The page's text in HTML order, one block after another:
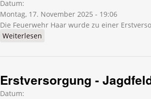
Datum:
Montag, 17. November 2025 - 19:06
Die Feuerwehr Haar wurde zu einer
Weiterlesen
Erstversorgung -
Datum: